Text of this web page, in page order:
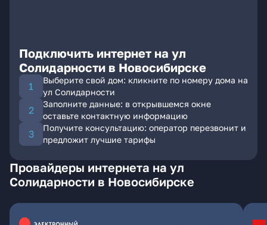
Подключить интернет на ул
Солидарности в Новосибирске
Выберите свой дом: кликните по номеру дома на
ул Солидарности
Заполните данные: в открывшемся окне
оставьте контактную информацию
Получите консультацию: оператор перезвонит и
предложит лучшие тарифы
Провайдеры интернета на ул
Солидарности в Новосибирске